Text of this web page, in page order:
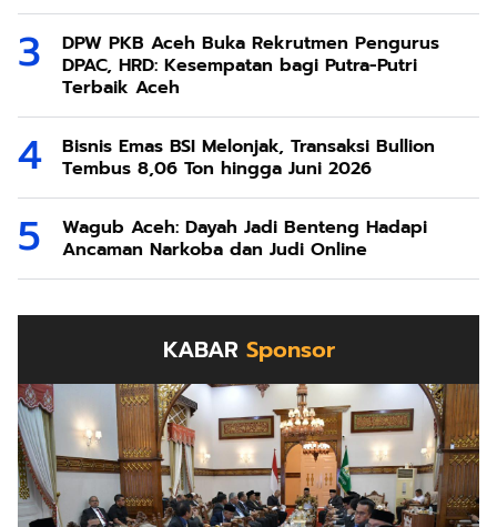
DPW PKB Aceh Buka Rekrutmen Pengurus
DPAC, HRD: Kesempatan bagi Putra-Putri
Terbaik Aceh
Bisnis Emas BSI Melonjak, Transaksi Bullion
Tembus 8,06 Ton hingga Juni 2026
Wagub Aceh: Dayah Jadi Benteng Hadapi
Ancaman Narkoba dan Judi Online
KABAR Sponsor